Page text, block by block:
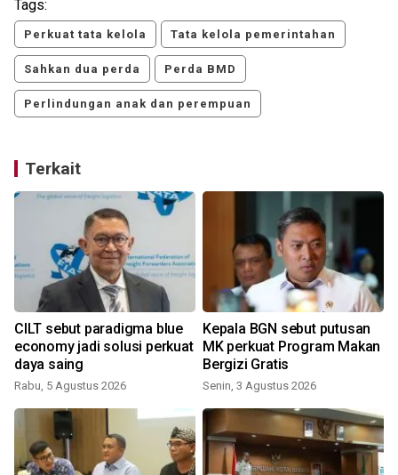
Tags:
Perkuat tata kelola Tata kelola pemerintahan
Sahkan dua perda Perda BMD
Perlindungan anak dan perempuan
Terkait
CILT sebut paradigma blue
economy jadi solusi perkuat
daya saing
Rabu, 5 Agustus 2026
Kepala BGN sebut putusan
MK perkuat Program Makan
Bergizi Gratis
Senin, 3 Agustus 2026